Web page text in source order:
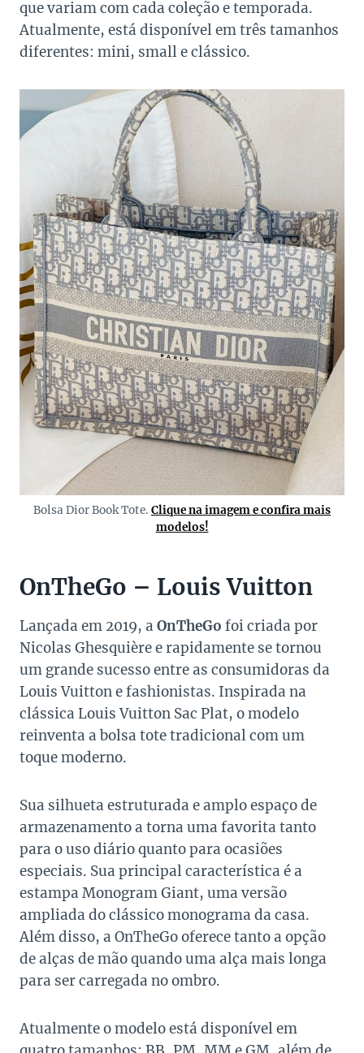
que variam com cada coleção e temporada.
Atualmente, está disponível em três tamanhos
diferentes: mini, small e clássico.
Bolsa Dior Book Tote. Clique na imagem e confira mais
modelos!
OnTheGo – Louis Vuitton
Lançada em 2019, a OnTheGo foi criada por
Nicolas Ghesquière e rapidamente se tornou
um grande sucesso entre as consumidoras da
Louis Vuitton e fashionistas. Inspirada na
clássica Louis Vuitton Sac Plat, o modelo
reinventa a bolsa tote tradicional com um
toque moderno.
Sua silhueta estruturada e amplo espaço de
armazenamento a torna uma favorita tanto
para o uso diário quanto para ocasiões
especiais. Sua principal característica é a
estampa Monogram Giant, uma versão
ampliada do clássico monograma da casa.
Além disso, a OnTheGo oferece tanto a opção
de alças de mão quando uma alça mais longa
para ser carregada no ombro.
Atualmente o modelo está disponível em